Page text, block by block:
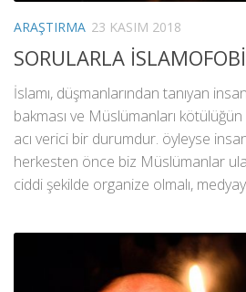
ARAŞTIRMA 23 KASIM 2018
SORULARLA
İslamı, düşmanlarından tanıyan
bakması ve Müslümanları
acı verici bir durumdur. öyleyse
herkesten önce biz Müslümanlar
ciddi şekilde organize olmalı,